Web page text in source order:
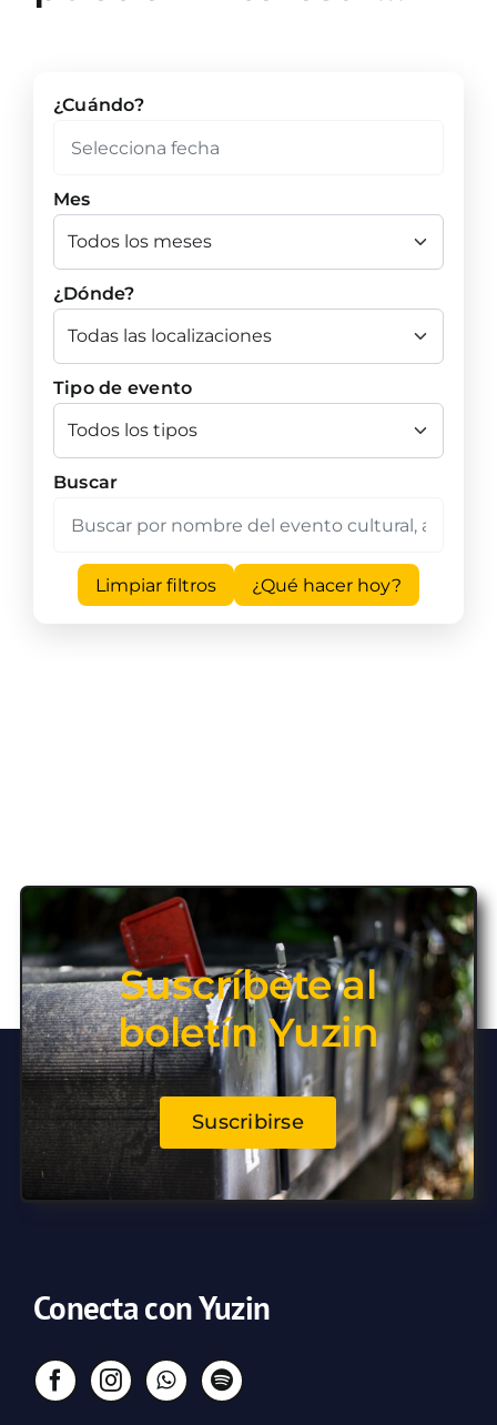
¿Cuándo?
Mes
¿Dónde?
Tipo de evento
Buscar
Limpiar filtros ¿Qué hacer hoy?
Suscríbete al
boletín Yuzin
Suscribirse
Conecta con Yuzin